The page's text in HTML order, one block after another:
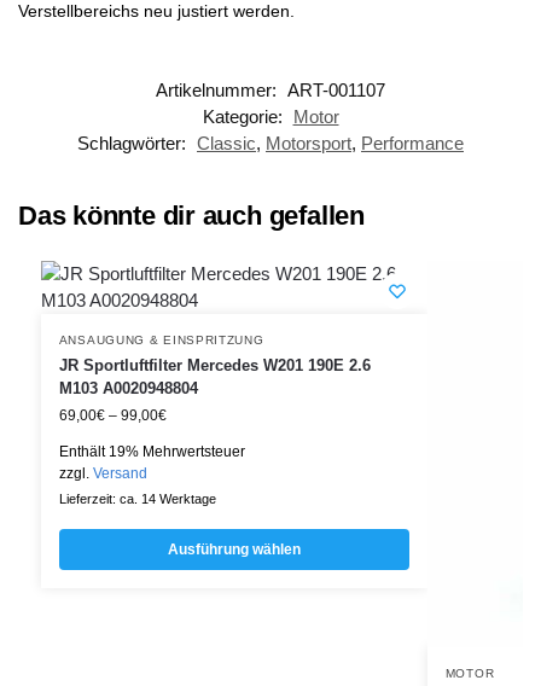
Verstellbereichs neu justiert werden.
Artikelnummer: ART-001107
Kategorie:
Motor
Schlagwörter: Classic, Motorsport, Performance
Das könnte dir auch gefallen
ANSAUGUNG & EINSPRITZUNG
JR Sportluftfilter Mercedes W201 190E 2.6
M103 A0020948804
69,00€ – 99,00€
Enthält 19% Mehrwertsteuer
zzgl. Versand
Lieferzeit: ca. 14 Werktage
Ausführung wählen
MOTOR